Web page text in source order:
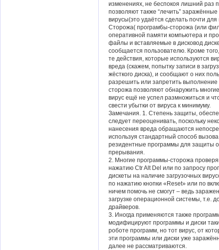
изменениях, не беспокоя лишний раз
позволяют также “лечить”
вирусы(это удаётся сделать почти для
Сторожа( програм6ы-сторожа (или
оперативной памяти компьютера и
файлы и вставляемые в дисковод
сообщается пользователю. Кроме
те действия, которые используются
вреда (скажем, попытку записи в
жёсткого диска), и сообщают о них
разрешить или запретить
сторожа позволяют обнаружить
вирус ещё не успел размножиться и
свести убытки от вируса к минимуму.
Замечания. 1. Степень защиты,
следует переоценивать, поскольку
нанесения вреда обращаются
используя стандартный способ
резидентные программы для защиты
прерывания.
2. Многие программы-сторожа
нажатию Ctr Alt Del или по запросу
дискеты на наличие загрузочных
по нажатию кнопки «Reset» или по
ничем помочь не смогут – ведь
загрузке операционной системы, т.е.
драйверов.
3. Иногда применяются также
модифицируют программы и диски
роботе программ, но тот вирус, от
эти программы или диски уже
далее не рассматриваются.